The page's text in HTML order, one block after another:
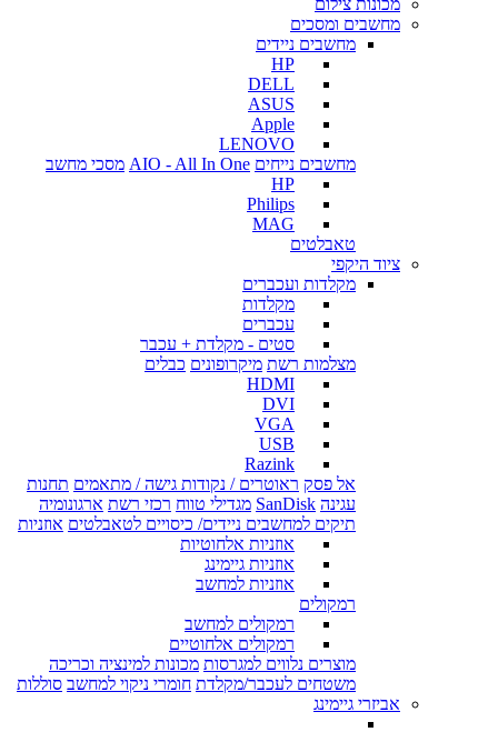
מחשבים ומסכים
מחשבים ניידים
HP
DELL
ASUS
Apple
LENOVO
מחשבים נייחים AIO - All In One מסכי מחשב
HP
Philips
MAG
טאבלטים
ציוד היקפי
מקלדות ועכברים
מקלדות
עכברים
סטים - מקלדת + עכבר
מצלמות רשת מיקרופונים כבלים
HDMI
DVI
VGA
USB
Razink
אל פסק ראוטרים / נקודות גישה / מתאמים תחנות
עגינה SanDisk מגדילי טווח רכזי רשת ארגונומיה
תיקים למחשבים ניידים/ כיסויים לטאבלטים אוזניות
אוזניות אלחוטיות
אוזניות גיימינג
אוזניות למחשב
רמקולים
רמקולים למחשב
רמקולים אלחוטיים
מוצרים נלווים למגרסות מכונות למינציה וכריכה
משטחים לעכבר/מקלדת חומרי ניקוי למחשב סוללות
אביזרי גיימינג